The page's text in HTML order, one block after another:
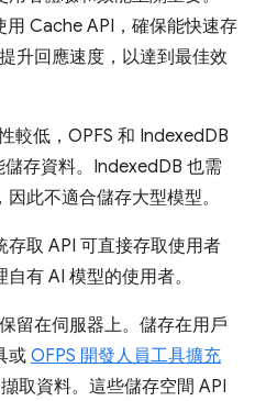
Cache API，確保能快速存
升回應速度，以達到最佳效
較低，OPFS 和 IndexedDB
存資料。IndexedDB 也需
此不適合儲存大型模型。
取 API 可直接存取使用者
有 AI 模型的使用者。
留在伺服器上。儲存在用戶
或 OFPS 開發人員工具擴充
取資料。這些儲存空間 API